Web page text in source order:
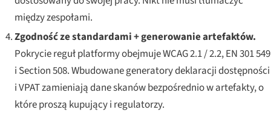
między zespołami.
Zgodność ze standardami + generowanie artefaktów.
Pokrycie reguł platformy obejmuje WCAG 2.1 / 2.2, EN 301 549
i Section 508. Wbudowane generatory deklaracji dostępności
i VPAT zamieniają dane skanów bezpośrednio w artefakty, o
które proszą kupujący i regulatorzy.